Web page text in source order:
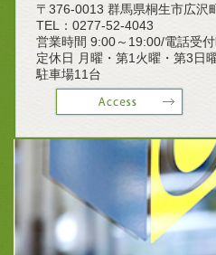
〒376-0013 群馬県桐生市広沢
TEL： 0277-52-4043
営業時間 9:00～19:00/電話受
定休日 月曜・第1火曜・第3日
駐車場11台